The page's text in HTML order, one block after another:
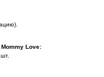
Love: